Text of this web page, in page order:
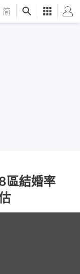
简
區結婚率